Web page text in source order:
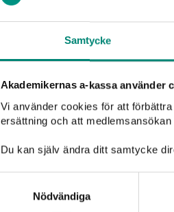
Samtycke
Akademikernas a-kassa använder
Vi använder cookies för att
ersättning och att
Du kan själv ändra ditt samtycke
Nödvändiga
Årsredovisning 2020
Årsredovisning 2019